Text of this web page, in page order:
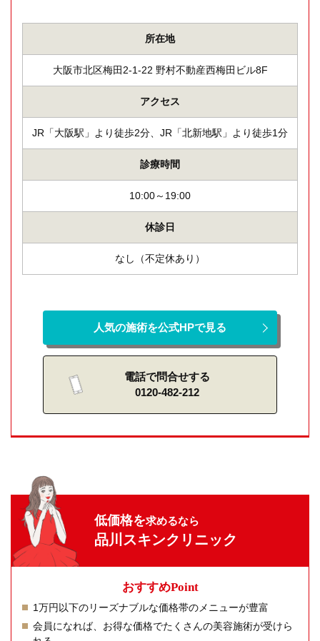
所在地
大阪市北区梅田2-1-22 野村不動産西梅田ビル8F
アクセス
JR「大阪駅」より徒歩2分、JR「北新地駅」より徒歩1分
診療時間
10:00～19:00
休診日
なし（不定休あり）
人気の施術を公式HPで見る
電話で問合せする
0120-482-212
低価格を求めるなら
品川スキンクリニック
おすすめPoint
1万円以下のリーズナブルな価格帯のメニューが豊富
会員になれば、お得な価格でたくさんの美容施術が受けら